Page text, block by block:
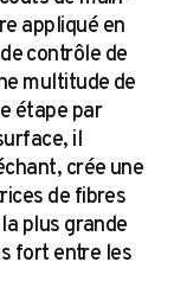
appliqué en
contrôle de
multitude de
étape par
il
crée une
de fibres
plus grande
fort entre les